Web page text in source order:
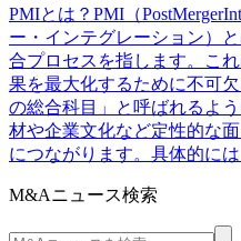
PMIとは？PMI（
ー・インテグレーション）
合プロセスを指します。こ
果を最大化するために不可
の総合科目」と呼ばれるよ
材や企業文化など定性的な
につながります。具体的に
M&Aニュース検索